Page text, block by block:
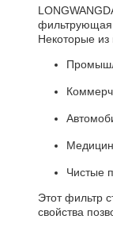
фильтрующая
Некоторые
Чистые
Этот фильтр
свойства